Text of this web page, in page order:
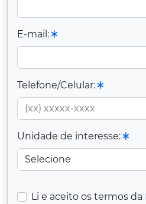
E-mail:
Telefone/Celular:
Unidade de interesse:
Li e aceito os termos da